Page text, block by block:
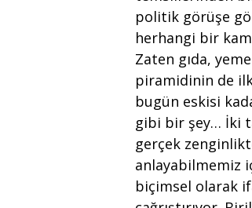
politik görüşe
herhangi bir
Zaten gıda,
piramidinin de ilk
bugün eskisi
gibi bir şey… İki
gerçek
anlayabilmemiz
biçimsel olarak